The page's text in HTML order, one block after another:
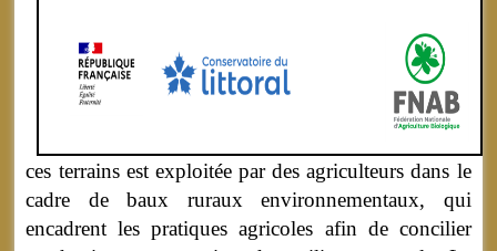
ces terrains est exploitée par des agriculteurs dans le
cadre de baux ruraux environnementaux, qui
encadrent les pratiques agricoles afin de concilier